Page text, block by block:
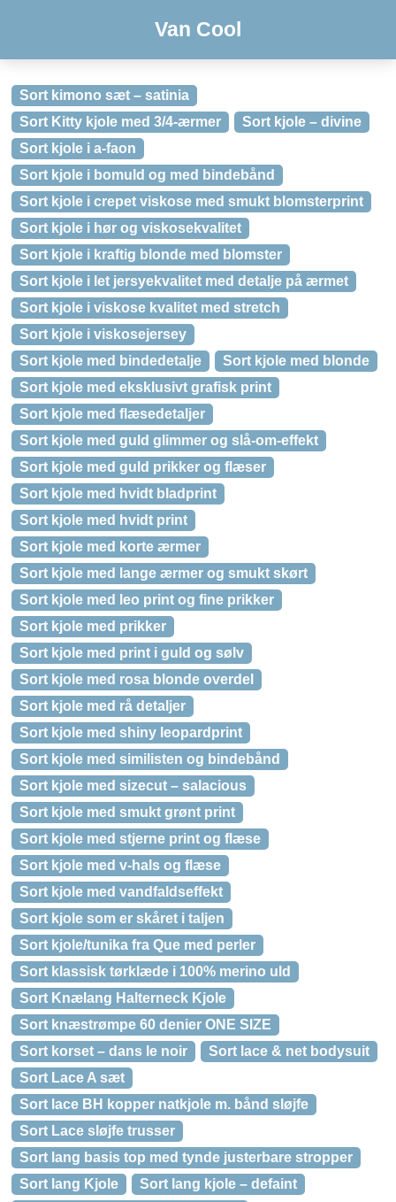
Van Cool
Sort kimono sæt – satinia
Sort Kitty kjole med 3/4-ærmer
Sort kjole – divine
Sort kjole i a-faon
Sort kjole i bomuld og med bindebånd
Sort kjole i crepet viskose med smukt blomsterprint
Sort kjole i hør og viskosekvalitet
Sort kjole i kraftig blonde med blomster
Sort kjole i let jersyekvalitet med detalje på ærmet
Sort kjole i viskose kvalitet med stretch
Sort kjole i viskosejersey
Sort kjole med bindedetalje
Sort kjole med blonde
Sort kjole med eksklusivt grafisk print
Sort kjole med flæsedetaljer
Sort kjole med guld glimmer og slå-om-effekt
Sort kjole med guld prikker og flæser
Sort kjole med hvidt bladprint
Sort kjole med hvidt print
Sort kjole med korte ærmer
Sort kjole med lange ærmer og smukt skørt
Sort kjole med leo print og fine prikker
Sort kjole med prikker
Sort kjole med print i guld og sølv
Sort kjole med rosa blonde overdel
Sort kjole med rå detaljer
Sort kjole med shiny leopardprint
Sort kjole med similisten og bindebånd
Sort kjole med sizecut – salacious
Sort kjole med smukt grønt print
Sort kjole med stjerne print og flæse
Sort kjole med v-hals og flæse
Sort kjole med vandfaldseffekt
Sort kjole som er skåret i taljen
Sort kjole/tunika fra Que med perler
Sort klassisk tørklæde i 100% merino uld
Sort Knælang Halterneck Kjole
Sort knæstrømpe 60 denier ONE SIZE
Sort korset – dans le noir
Sort lace & net bodysuit
Sort Lace A sæt
Sort lace BH kopper natkjole m. bånd sløjfe
Sort Lace sløjfe trusser
Sort lang basis top med tynde justerbare stropper
Sort lang Kjole
Sort lang kjole – defaint